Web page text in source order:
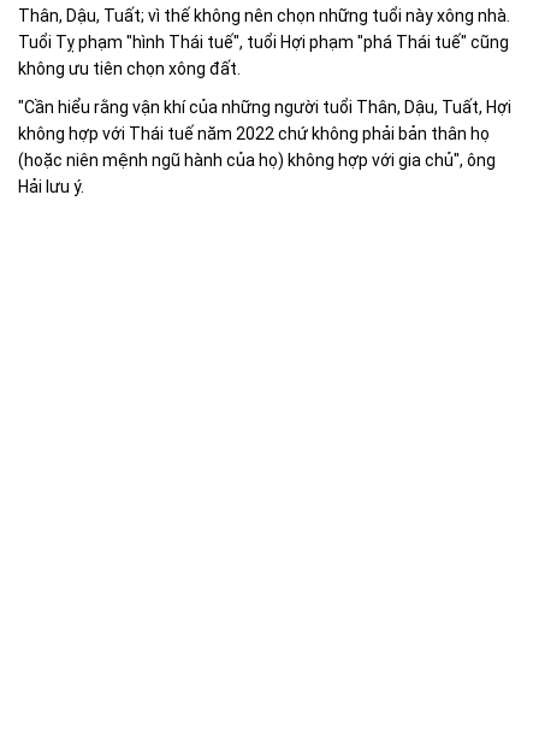
Thân, Dậu, Tuất; vì thế không nên chọn những tuổi này xông nhà.
Tuổi Tỵ phạm "hình Thái tuế", tuổi Hợi phạm "phá Thái tuế" cũng
không ưu tiên chọn xông đất.
"Cần hiểu rằng vận khí của những người tuổi Thân, Dậu, Tuất, Hợi
không hợp với Thái tuế năm 2022 chứ không phải bản thân họ
(hoặc niên mệnh ngũ hành của họ) không hợp với gia chủ", ông
Hải lưu ý.